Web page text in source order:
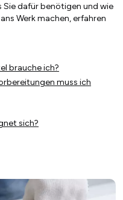
Sie dafür benötigen und wie
Werk machen, erfahren
brauche ich?
muss ich
sich?